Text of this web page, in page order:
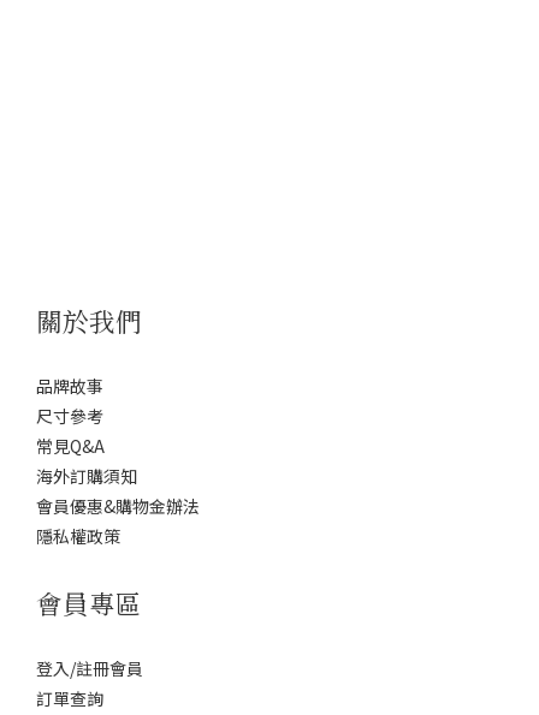
關於我們
品牌故事
尺寸參考
常見Q&A
海外訂購須知
會員優惠&購物金辦法
隱私權政策
會員專區
登入/註冊會員
訂單查詢